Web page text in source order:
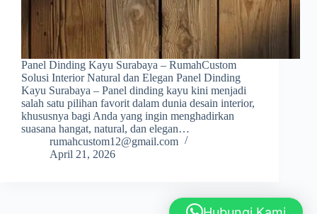
Panel Dinding Kayu Surabaya – RumahCustom
Solusi Interior Natural dan Elegan Panel Dinding
Kayu Surabaya – Panel dinding kayu kini menjadi
salah satu pilihan favorit dalam dunia desain interior,
khususnya bagi Anda yang ingin menghadirkan
suasana hangat, natural, dan elegan…
rumahcustom12@gmail.com
April 21, 2026